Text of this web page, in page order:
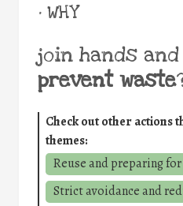
• WHY
join hands
prevent waste
Check out other actions
themes:
Reuse and preparing
Strict avoidance and